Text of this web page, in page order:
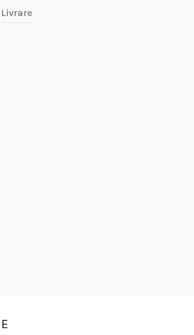
Livrare